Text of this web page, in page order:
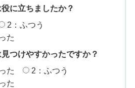
に立ちましたか？
2：ふつう
た
つけやすかったですか？
た
2：ふつう
た